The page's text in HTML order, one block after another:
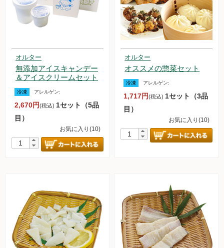
冷蔵食品他
麺
調味料
飲料品
粉・餅
健康応援グッズ
石けん・生活用品
オルター
無添加アイスキャンデー
＆アイスクリームセット
冷凍 アレルゲン:
2,670円(税込) 1セット（5品
目）
お気に入り(10)
オルター
オススメの惣菜セット
冷凍 アレルゲン:
1,717円(税込) 1セット（3品
目）
お気に入り(10)